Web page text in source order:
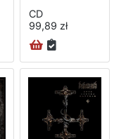
CD
99,89 zł